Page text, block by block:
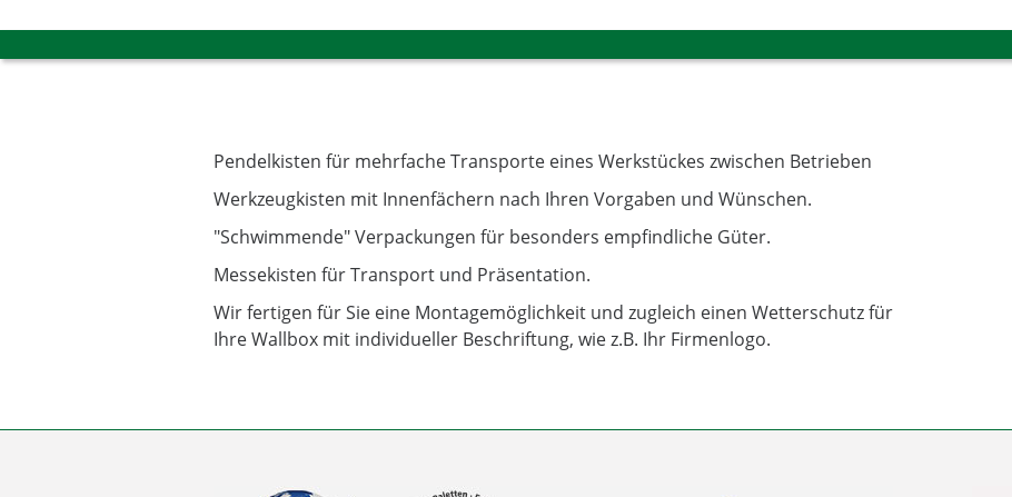
Pendelkisten für mehrfache Transporte eines Werkstückes zwischen Betrieben
Werkzeugkisten mit Innenfächern nach Ihren Vorgaben und Wünschen.
"Schwimmende" Verpackungen für besonders empfindliche Güter.
Messekisten für Transport und Präsentation.
Wir fertigen für Sie eine Montagemöglichkeit und zugleich einen Wetterschutz für
Ihre Wallbox mit individueller Beschriftung, wie z.B. Ihr Firmenlogo.